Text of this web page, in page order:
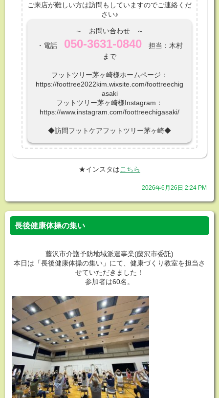
ご来店が難しい方は訪問もしていますのでご連絡くだ
さい♪
～ お問い合わせ ～
・電話 050-3631-0840担当：木村
まで
フットツリー茅ヶ崎様ホームページ：
https://foottree2022kim.wixsite.com/foottreechig
asaki
フットツリー茅ヶ崎様Instagram：
https://www.instagram.com/foottreechigasaki/
◆訪問フットケアフットツリー茅ヶ崎◆
★インスタはこちら
2026年6月26日 2:24 PM
長後健康体操の集い
藤沢市介護予防地域派遣事業(藤沢市委託)
本日は「長後健康体操の集い」にて、健康づくり教室を担当さ
せていただきました！
参加者は60名。